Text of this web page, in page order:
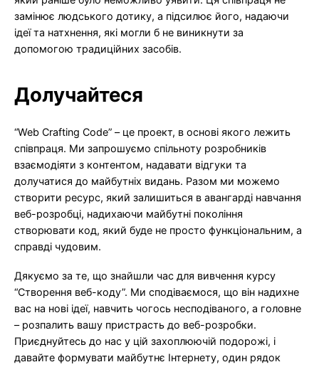
замінює людського дотику, а підсилює його, надаючи
ідеї та натхнення, які могли б не виникнути за
допомогою традиційних засобів.
Долучайтеся
“Web Crafting Code” – це проект, в основі якого лежить
співпраця. Ми запрошуємо спільноту розробників
взаємодіяти з контентом, надавати відгуки та
долучатися до майбутніх видань. Разом ми можемо
створити ресурс, який залишиться в авангарді навчання
веб-розробці, надихаючи майбутні покоління
створювати код, який буде не просто функціональним, а
справді чудовим.
Дякуємо за те, що знайшли час для вивчення курсу
“Створення веб-коду”. Ми сподіваємося, що він надихне
вас на нові ідеї, навчить чогось несподіваного, а головне
– розпалить вашу пристрасть до веб-розробки.
Приєднуйтесь до нас у цій захоплюючій подорожі, і
давайте формувати майбутнє Інтернету, один рядок